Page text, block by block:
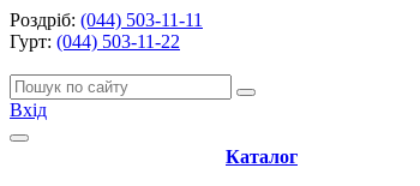
Роздріб: (044) 503-11-11
Гурт: (044) 503-11-22
Вхід
Каталог